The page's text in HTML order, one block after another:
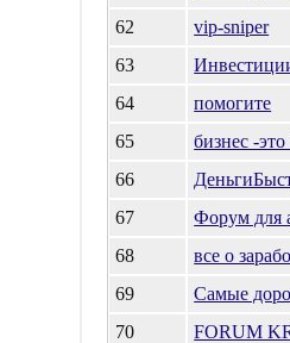
62
vip-sniper
63
64
помогите
65
бизнес -
66
67
Форум для
68
все о
69
Самые
70
FORUM